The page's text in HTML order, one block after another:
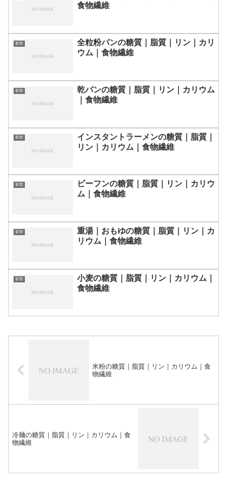
食物繊維
穀類
全粒粉パンの糖質｜脂質｜リン｜カリ
ウム｜食物繊維
穀類
乾パンの糖質｜脂質｜リン｜カリウム
｜食物繊維
穀類
インスタントラーメンの糖質｜脂質｜
リン｜カリウム｜食物繊維
穀類
ビーフンの糖質｜脂質｜リン｜カリウ
ム｜食物繊維
穀類
重湯｜おもゆの糖質｜脂質｜リン｜カ
リウム｜食物繊維
穀類
小麦の糖質｜脂質｜リン｜カリウム｜
食物繊維
米粉の糖質｜脂質｜リン｜カリウム｜食
物繊維
冷麺の糖質｜脂質｜リン｜カリウム｜食
物繊維